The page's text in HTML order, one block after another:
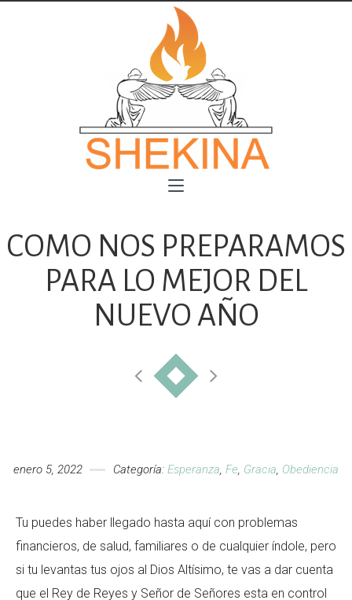
COMO NOS PREPARAMOS
PARA LO MEJOR DEL
NUEVO AÑO
enero 5, 2022 Categoría: Esperanza, Fe, Gracia, Obediencia
Tu puedes haber llegado hasta aquí con problemas
financieros, de salud, familiares o de cualquier índole, pero
si tu levantas tus ojos al Dios Altísimo, te vas a dar cuenta
que el Rey de Reyes y Señor de Señores esta en control